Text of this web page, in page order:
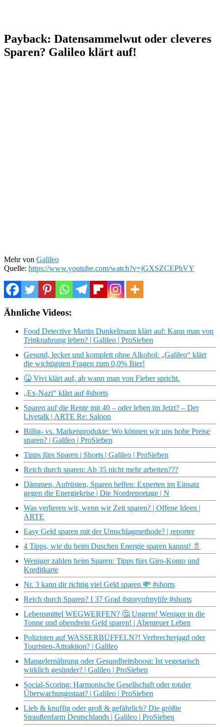
Payback: Datensammelwut oder cleveres
Sparen? Galileo klärt auf!
Mehr von Galileo
Quelle: https://www.youtube.com/watch?v=jGXSZCEPhVY
Ähnliche Videos:
Food Detective Martin Dunkelmann klärt auf: Kann man von
Trinknahrung leben? | Galileo | ProSieben
Gesund, lecker und komplett ohne Alkohol: „Galileo“ klärt
die wichtigsten Fragen zum 0,0% Bier!
🤒 Vivi klärt auf, ab wann man von Fieber spricht.
„Ex-Nazi“ klärt auf #shorts
Sparen auf die Rente mit 40 – oder leben im Jetzt? – Der
Livetalk | ARTE Re: Saloon
Billig- vs. Markenprodukte: Wo können wir uns hohe Preise
sparen? | Galileo | ProSieben
Tipps fürs Sparen | Shorts | Galileo | ProSieben
Reich durch sparen: Ab 35 nicht mehr arbeiten???
Dämmen, Aufrüsten, Sparen helfen: Experten im Einsatz
gegen die Energiekrise | Die Nordreportage | N
Was verlieren wir, wenn wir Zeit sparen? | Offene Ideen |
ARTE
Easy Geld sparen mit der Umschlagmethode? | reporter
4 Tipps, wie du beim Duschen Energie sparen kannst! 🚿
Weniger zahlen beim Sparen: Tipps fürs Giro-Konto und
Kreditkarte
Nr. 3 kann dir richtig viel Geld sparen 💸 #shorts
Reich durch Sparen? I 37 Grad #storyofmylife #shorts
Lebensmittel WEGWERFEN? 🤔 Ungern! Weniger in die
Tonne und obendrein Geld sparen! | Abenteuer Leben
Polizisten auf WASSERBÜFFELN?! Verbrecherjagd oder
Touristen-Attraktion? | Galileo
Mangelernährung oder Gesundheitsboost: Ist vegetarisch
wirklich gesünder? | Galileo | ProSieben
Social-Scoring: Harmonische Gesellschaft oder totaler
Überwachungsstaat? | Galileo | ProSieben
Lieb & knuffig oder groß & gefährlich? Die größte
Straußenfarm Deutschlands | Galileo | ProSieben